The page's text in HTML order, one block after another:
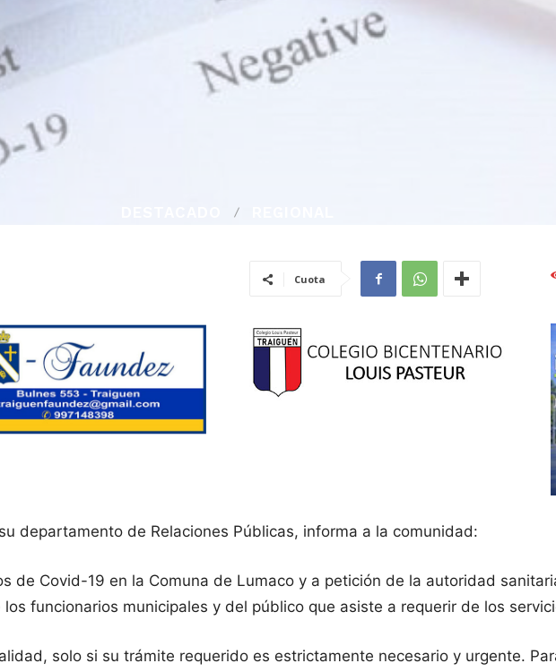
Cuota
departamento de Relaciones Públicas, informa a la comunidad:
de Covid-19 en la Comuna de Lumaco y a petición de la autoridad
funcionarios municipales y del público que asiste a requerir de los
solo si su trámite requerido es estrictamente necesario y urgente.